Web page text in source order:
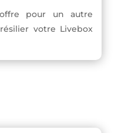
pour un autre
votre Livebox